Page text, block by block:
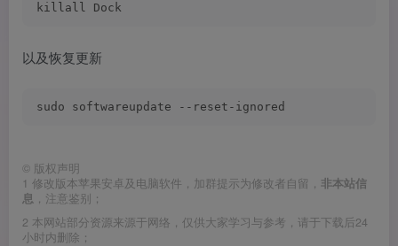
killall Dock
以及恢复更新
sudo softwareupdate --reset-ignored
© 版权声明
1 修改版本苹果安卓及电脑软件，加群提示为修改者自留， 非本站信
息 ，注意鉴别；
2 本网站部分资源来源于网络，仅供大家学习与参考，请于下载后24
小时内删除；